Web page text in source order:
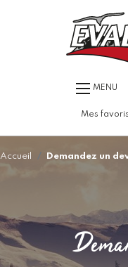
MENU
Mes favoris
Accueil Demandez un